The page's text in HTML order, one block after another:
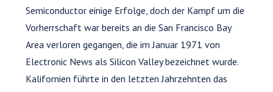
Semiconductor einige Erfolge, doch der Kampf um die
Vorherrschaft war bereits an die San Francisco Bay
Area verloren gegangen, die im Januar 1971 von
Electronic News als Silicon Valley bezeichnet wurde.
Kalifornien führte in den letzten Jahrzehnten das